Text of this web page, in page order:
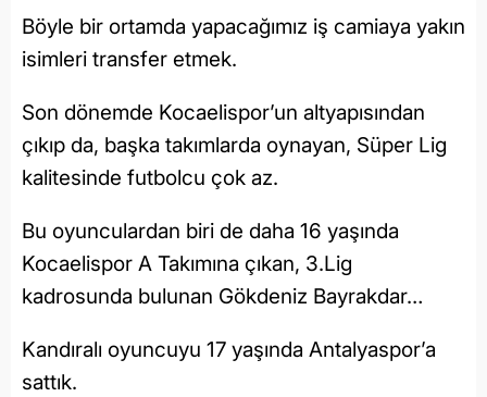
Böyle bir ortamda yapacağımız iş camiaya yakın
isimleri transfer etmek.
Son dönemde Kocaelispor’un altyapısından
çıkıp da, başka takımlarda oynayan, Süper Lig
kalitesinde futbolcu çok az.
Bu oyunculardan biri de daha 16 yaşında
Kocaelispor A Takımına çıkan, 3.Lig
kadrosunda bulunan Gökdeniz Bayrakdar…
Kandıralı oyuncuyu 17 yaşında Antalyaspor’a
sattık.